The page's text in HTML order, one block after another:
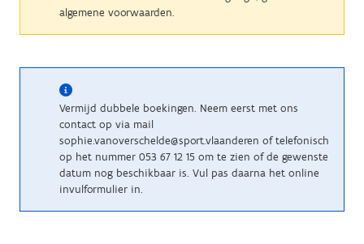
algemene voorwaarden.
Vermijd dubbele boekingen. Neem eerst met ons
contact op via mail
sophie.vanoverschelde@sport.vlaanderen of telefonisch
op het nummer 053 67 12 15 om te zien of de gewenste
datum nog beschikbaar is. Vul pas daarna het online
invulformulier in.